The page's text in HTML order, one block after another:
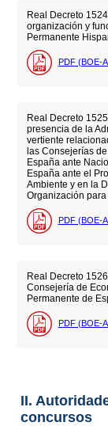
Real Decreto
organización y
Permanente
PDF (BOE-
Real Decreto
presencia de la
vertiente
las Consejerías
España ante
España ante el
Ambiente y en la
Organización
PDF (BOE-
Real Decreto
Consejería de
Permanente de
PDF (BOE-
II.
concursos